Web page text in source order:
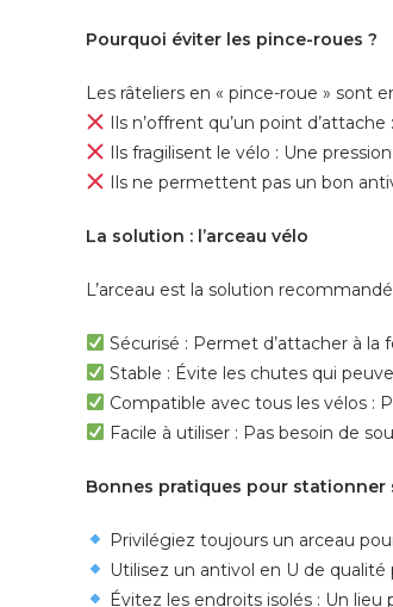
Pourquoi éviter les pince-roues ?
Les râteliers en « pince-roue » sont
Ils n’offrent qu’un point
Ils fragilisent le vélo : Une
Ils ne permettent pas un bon
La solution : l’arceau vélo
L’arceau est la solution
Sécurisé : Permet d’attacher à la
Stable : Évite les chutes qui
Compatible avec tous les vélos :
Facile à utiliser : Pas besoin de
Bonnes pratiques pour stationner
Privilégiez toujours un arceau
Utilisez un antivol en U de
Évitez les endroits isolés : Un